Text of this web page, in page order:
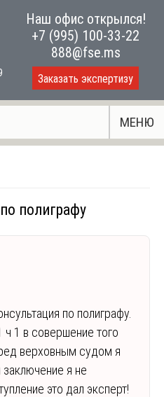
Наш офис открылся!
+7 (995) 100-33-22
888@fse.ms
Заказать экспертизу
МЕНЮ
полиграфу
по полиграфу.
1 в совершение того
верховным судом я
я не
это дал эксперт!